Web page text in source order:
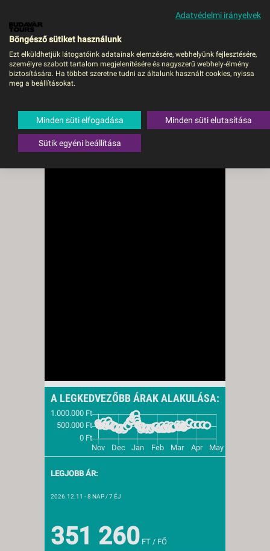
MENÜ
Kempinski Hotel Soma
Egyiptom,Vörös-tenger (Egyiptom),
Soma Bay
A LEGKEDVEZŐBB ÁRAK ALAKULÁSA:
LEGJOBB ÁR:
2026.12.11 - 8 NAP / 7 ÉJ
351 260 FT / FŐ
Adatvédelmi irányelvek
Böngésző sütiket használunk
Ezt elküldhetjük látogatóink adatainak elemzésére, webhelyünk fejlesztésére,
személyre szabott tartalom megjelenítésére és nagyszerű webhely-élmény
biztosítására. Ha többet szeretne tudni az általunk használt cookies, nyissa
meg a beállításokat.
Minden süti elfogadása Minden süti elutasítása
Sütik egyéni beállítása